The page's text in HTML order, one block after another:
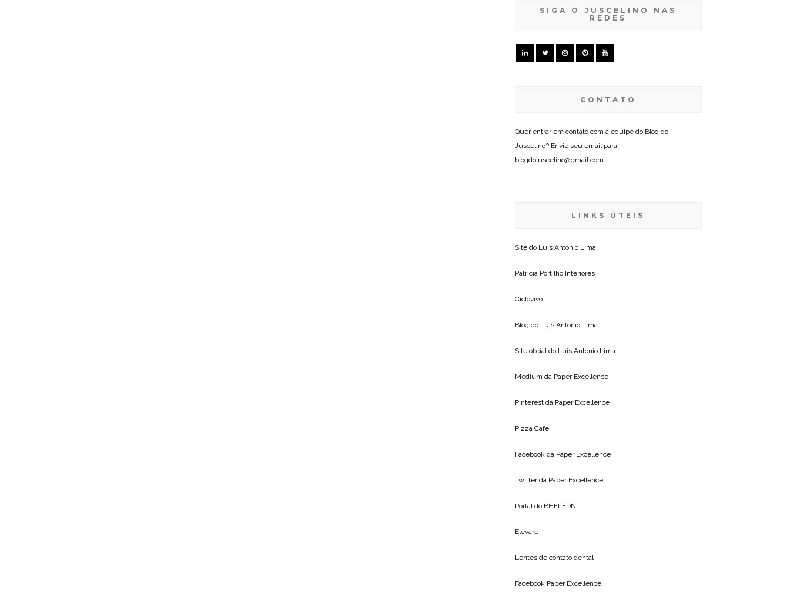
SIGA O JUSCELINO NAS
REDES
CONTATO
Quer entrar em contato com a equipe do Blog do
Juscelino? Envie seu email para
blogdojuscelino@gmail.com
LINKS ÚTEIS
Site do Luis Antonio Lima
Patricia Portilho Interiores
Ciclovivo
Blog do Luis Antonio Lima
Site oficial do Luis Antonio Lima
Medium da Paper Excellence
Pinterest da Paper Excellence
Pizza Cafe
Facebook da Paper Excellence
Twitter da Paper Excellence
Portal do BHELEDN
Elevare
Lentes de contato dental
Facebook Paper Excellence